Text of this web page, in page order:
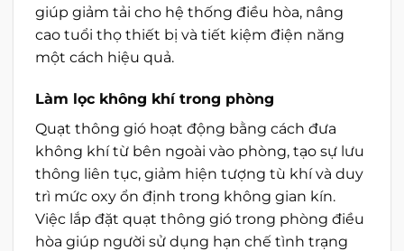
giúp giảm tải cho hệ thống điều hòa, nâng
cao tuổi thọ thiết bị và tiết kiệm điện năng
một cách hiệu quả.
Làm lọc không khí trong phòng
Quạt thông gió hoạt động bằng cách đưa
không khí từ bên ngoài vào phòng, tạo sự lưu
thông liên tục, giảm hiện tượng tù khí và duy
trì mức oxy ổn định trong không gian kín.
Việc lắp đặt quạt thông gió trong phòng điều
hòa giúp người sử dụng hạn chế tình trạng